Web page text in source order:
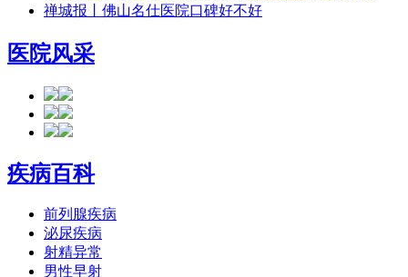
禅城报丨佛山名仕医院口碑好不好
医院风采
疾病百科
前列腺疾病
泌尿疾病
射精异常
男性早射